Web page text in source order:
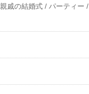
親戚の結婚式 / パーティー /